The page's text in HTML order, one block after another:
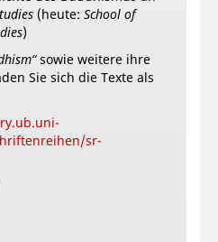
(heute: School of
)
sowie weitere ihre
Sie sich die Texte als
sr-